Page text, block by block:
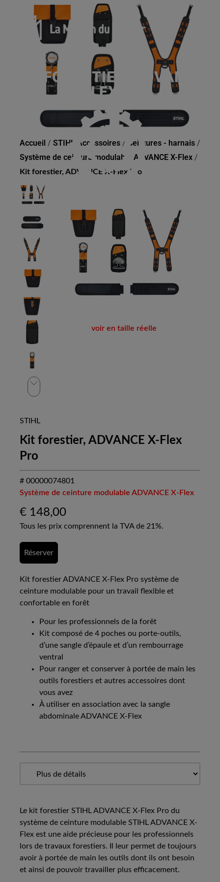
KIT FORESTIER, ADVANCE
X-FLEX PRO
Accueil / STIHL Accessoires / Ceintures - harnais /
Système de ceinture modulable ADVANCE X-Flex /
Kit forestier, ADVANCE X-Flex Pro
voir en taille réelle
STIHL
Kit forestier, ADVANCE X-Flex
Pro
# 00000074801
Système de ceinture modulable ADVANCE X-Flex
€ 148,00
Tous les prix comprennent la TVA de 21%.
Réserver
Kit forestier ADVANCE X-Flex Pro système de
ceinture modulable pour un travail flexible et
confortable en forêt
Pour les professionnels de la forêt
Kit composé de 4 poches ou porte-outils,
d’une sangle d’épaule et d’un rembourrage
ventral
Pour ranger et conserver à portée de main les
outils forestiers et autres accessoires dont
vous avez
À utiliser en association avec la sangle
abdominale ADVANCE X-Flex
Le kit forestier STIHL ADVANCE X-Flex Pro du
système de ceinture modulable STIHL ADVANCE X-
Flex est une aide précieuse pour les professionnels
lors de travaux forestiers. Il leur permet de toujours
avoir à portée de main les outils dont ils ont besoin
et ainsi de pouvoir travailler plus efficacement.